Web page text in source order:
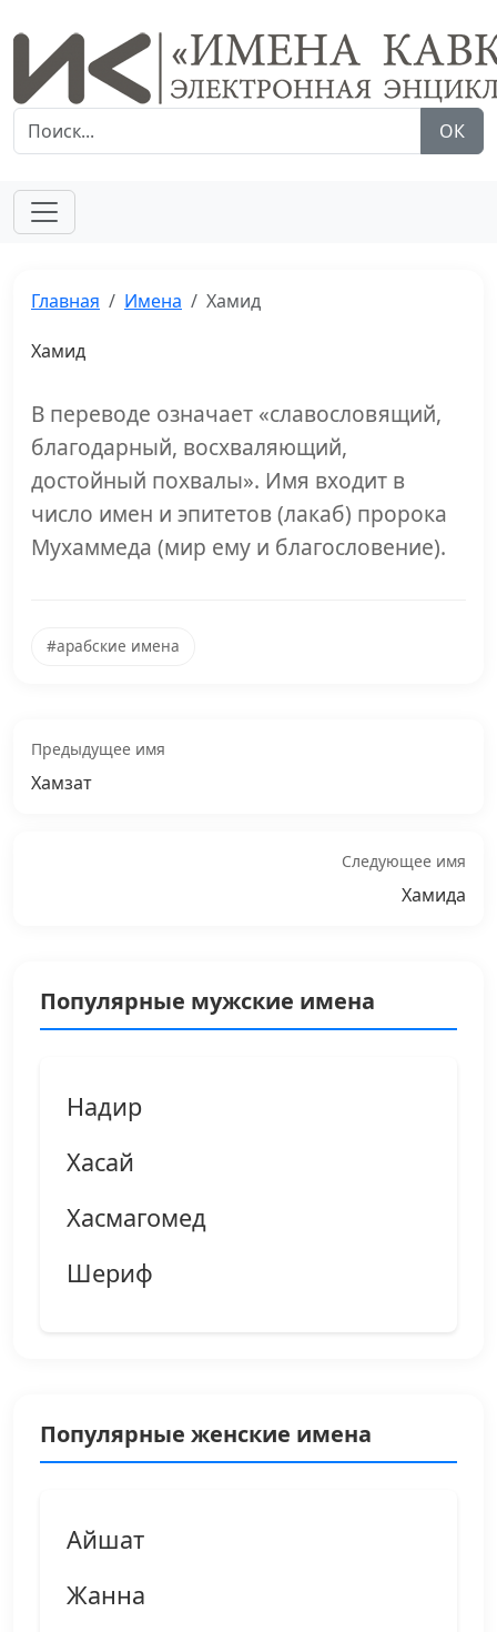
ОК
Главная Имена Хамид
Хамид
В переводе означает «славословящий,
благодарный, восхваляющий,
достойный похвалы». Имя входит в
число имен и эпитетов (лакаб) пророка
Мухаммеда (мир ему и благословение).
#арабские имена
Предыдущее имя
Хамзат
Следующее имя
Хамида
Популярные мужские имена
Надир
Хасай
Хасмагомед
Шериф
Популярные женские имена
Айшат
Жанна